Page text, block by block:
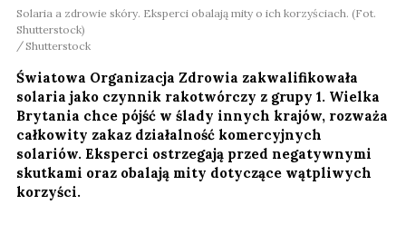
Solaria a zdrowie skóry. Eksperci obalają mity o ich korzyściach. (Fot.
Shutterstock)
Shutterstock
Światowa Organizacja Zdrowia zakwalifikowała
solaria jako czynnik rakotwórczy z grupy 1. Wielka
Brytania chce pójść w ślady innych krajów, rozważa
całkowity zakaz działalność komercyjnych
solariów. Eksperci ostrzegają przed negatywnymi
skutkami oraz obalają mity dotyczące wątpliwych
korzyści.